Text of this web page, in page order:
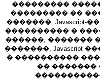
���������
��������� ��
�������.
���������� �
������, �������
�������, Javascript
� ����������
�� �������